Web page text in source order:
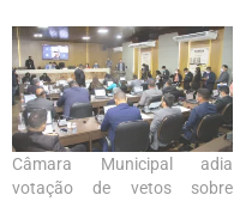
Câmara Municipal adia
votação de vetos sobre